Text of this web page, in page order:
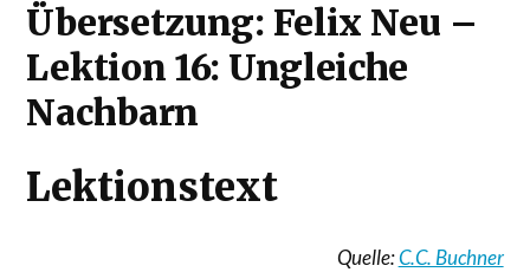
Übersetzung: Felix Neu –
Lektion 16: Ungleiche
Nachbarn
Lektionstext
Quelle:C.C. Buchner